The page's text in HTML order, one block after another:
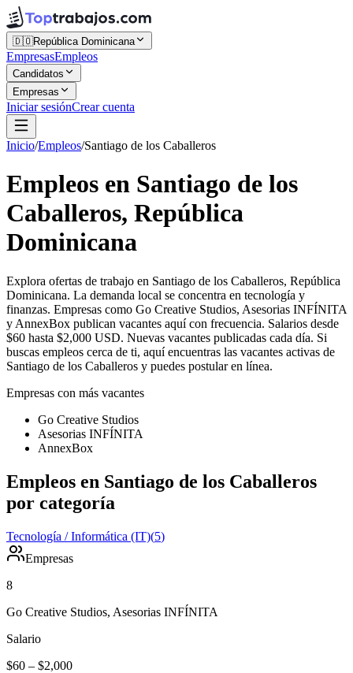
🇩🇴República Dominicana
EmpresasEmpleos
Candidatos
Empresas
Iniciar sesiónCrear cuenta
Inicio/Empleos/Santiago de los Caballeros
Empleos en Santiago de los
Caballeros, República
Dominicana
Explora ofertas de trabajo en Santiago de los Caballeros, República
Dominicana. La demanda local se concentra en tecnología y
finanzas. Empresas como Go Creative Studios, Asesorias INFÍNITA
y AnnexBox publican vacantes aquí con frecuencia. Salarios desde
$60 hasta $2,000 USD. Nuevas vacantes publicadas cada día. Si
buscas empleos cerca de ti, aquí encuentras las vacantes activas de
Santiago de los Caballeros y puedes postular en línea.
Empresas con más vacantes
Go Creative Studios
Asesorias INFÍNITA
AnnexBox
Empleos en Santiago de los Caballeros
por categoría
Tecnología / Informática (IT)(5)
Empresas
8
Go Creative Studios, Asesorias INFÍNITA
Salario
$60 – $2,000